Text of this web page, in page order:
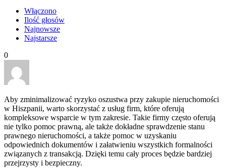
Włączono
Ilość głosów
Najnowsze
Najstarsze
0
Aby zminimalizować ryzyko oszustwa przy zakupie nieruchomości
w Hiszpanii, warto skorzystać z usług firm, które oferują
kompleksowe wsparcie w tym zakresie. Takie firmy często oferują
nie tylko pomoc prawną, ale także dokładne sprawdzenie stanu
prawnego nieruchomości, a także pomoc w uzyskaniu
odpowiednich dokumentów i załatwieniu wszystkich formalności
związanych z transakcją. Dzięki temu cały proces będzie bardziej
przejrzysty i bezpieczny.